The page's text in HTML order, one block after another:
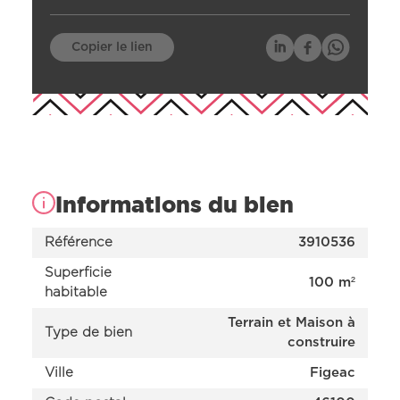
Nos réalisations
Nos projets en cours d’étude
Copier le lien
Informations du bien
Référence 3910536
Superficie
habitable
100 m²
Type de bien
Terrain et Maison à
construire
Ville Figeac